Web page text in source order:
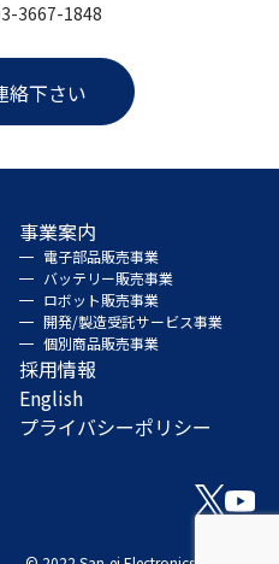
3667-1848
絡下さい
事業案内
電子部品販売事業
バッテリー販売事業
ロボット販売事業
開発/製造受託サービス事業
個別商品販売事業
採用情報
English
プライバシーポリシー